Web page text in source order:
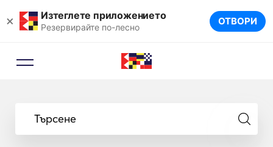
× Изтеглете приложението
Резервирайте по-лесно ОТВОРИ
Търсене